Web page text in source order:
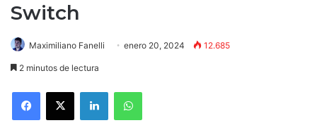
Switch
Maximiliano Fanelli enero 20, 2024 12.685
2 minutos de lectura
Facebook
X LinkedInWhatsApp